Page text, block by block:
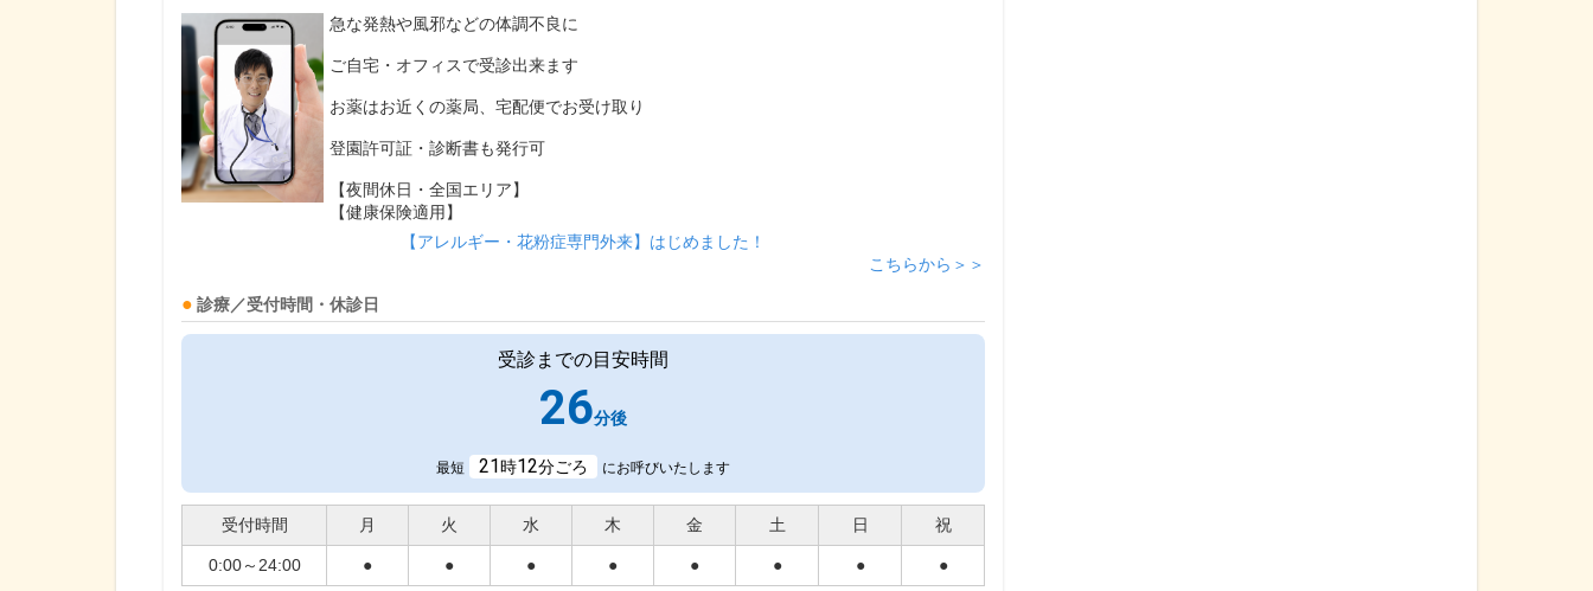
急な発熱や風邪などの体調不良に
ご自宅・オフィスで受診出来ます
お薬はお近くの薬局、宅配便でお受け取り
登園許可証・診断書も発行可
【夜間休日・全国エリア】
【健康保険適用】
【アレルギー・花粉症専門外来】はじめました！
こちらから＞＞
診療／受付時間・休診日
受診までの目安時間
26分後
最短 21時12分ごろ にお呼びいたします
受付時間 月 火 水 木 金 土 日 祝
0:00～24:00 ● ● ● ● ● ● ● ●